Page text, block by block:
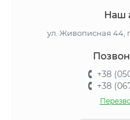
Наш
ул. Живописная 44,
+38
+38